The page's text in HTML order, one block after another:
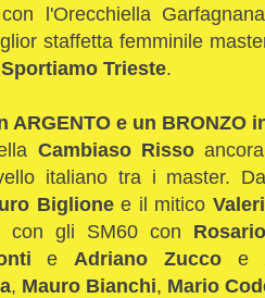
l'Orecchiella
staffetta femminile
Sportiamo Trieste.
ARGENTO e un BRONZO
Cambiaso Rissoancora
italiano tra i master.
Biglione e il mitico
con gli SM60 con
e Adriano Zuccoe
, Mauro Bianchi, Mario